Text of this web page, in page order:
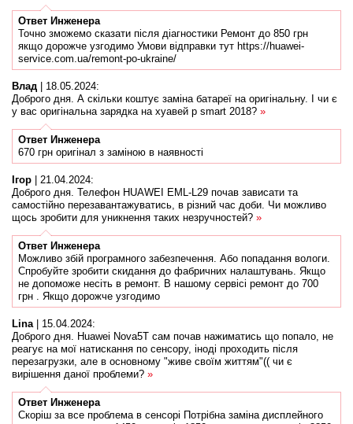
Ответ Инженера
Точно зможемо сказати після діагностики Ремонт до 850 грн
якщо дорожче узгодимо Умови відправки тут https://huawei-
service.com.ua/remont-po-ukraine/
Влад 18.05.2024:
Доброго дня. А скільки коштує заміна батареї на оригінальну. І чи є
у вас оригінальна зарядка на хуавей p smart 2018? »
Ответ Инженера
670 грн оригінал з заміною в наявності
Ігор 21.04.2024:
Доброго дня. Телефон HUAWEI EML-L29 почав зависати та
самостійно перезавантажуватись, в різний час доби. Чи можливо
щось зробити для уникнення таких незручностей? »
Ответ Инженера
Можливо збій програмного забезпечення. Або попадання вологи.
Спробуйте зробити скидання до фабричних налаштувань. Якщо
не допоможе несіть в ремонт. В нашому сервісі ремонт до 700
грн . Якщо дорожче узгодимо
Lina| 15.04.2024:
Доброго дня. Huawei Nova5T сам почав нажиматись що попало, не
реагує на мої натискання по сенсору, іноді проходить після
перезагрузки, але в основному "живе своїм життям"(( чи є
вирішення даної проблеми? »
Ответ Инженера
Скоріш за все проблема в сенсорі Потрібна заміна дисплейного